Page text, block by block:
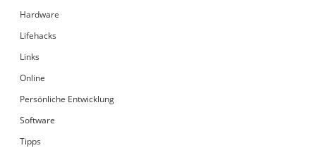
Hardware
Lifehacks
Links
Online
Persönliche Entwicklung
Software
Tipps